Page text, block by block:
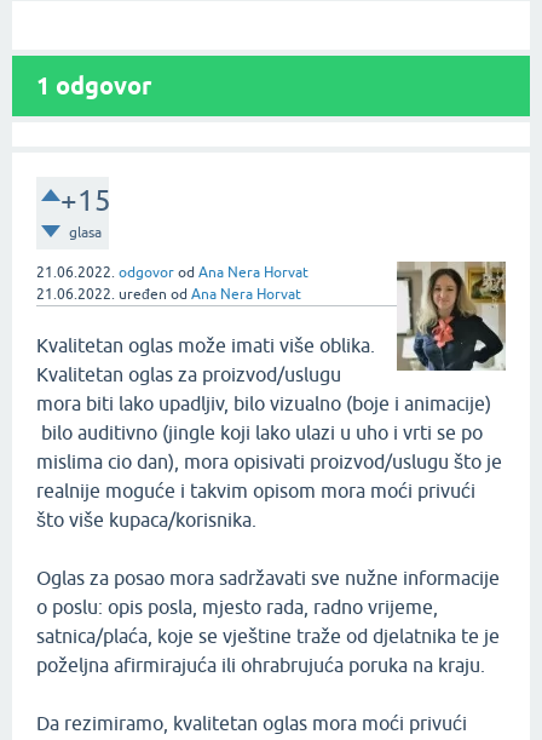
1 odgovor
+15
glasa
21.06.2022. odgovor od Ana Nera Horvat
21.06.2022. uređen od Ana Nera Horvat
Kvalitetan oglas može imati više oblika.
Kvalitetan oglas za proizvod/uslugu
mora biti lako upadljiv, bilo vizualno (boje i animacije)
bilo auditivno (jingle koji lako ulazi u uho i vrti se po
mislima cio dan), mora opisivati proizvod/uslugu što je
realnije moguće i takvim opisom mora moći privući
što više kupaca/korisnika.
Oglas za posao mora sadržavati sve nužne informacije
o poslu: opis posla, mjesto rada, radno vrijeme,
satnica/plaća, koje se vještine traže od djelatnika te je
poželjna afirmirajuća ili ohrabrujuća poruka na kraju.
Da rezimiramo, kvalitetan oglas mora moći privući